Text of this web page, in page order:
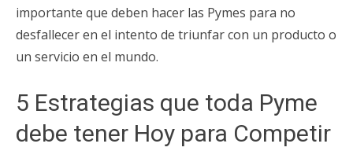
importante que deben hacer las Pymes para no
desfallecer en el intento de triunfar con un producto o
un servicio en el mundo.
5 Estrategias que toda Pyme
debe tener Hoy para Competir